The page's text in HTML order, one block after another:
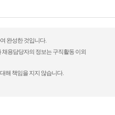
완성한 것입니다.
용담당자의 정보는 구직활동 이외
해 책임을 지지 않습니다.